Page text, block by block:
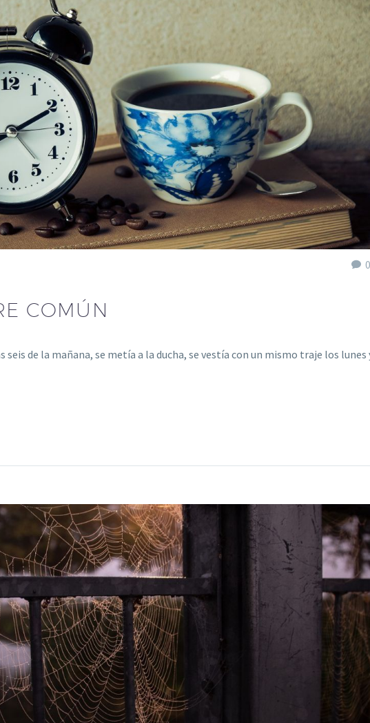
0
COMÚN
de la mañana, se metía a la ducha, se vestía con un mismo traje los lunes